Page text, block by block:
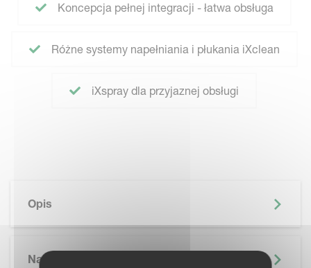
Koncepcja pełnej integracji - łatwa obsługa
Różne systemy napełniania i płukania iXclean
iXspray dla przyjaznej obsługi
Opis
Najważniejsze Informacje